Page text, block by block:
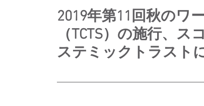
2019年第11回秋のワ
（TCTS）の施行、
ステミックトラスト